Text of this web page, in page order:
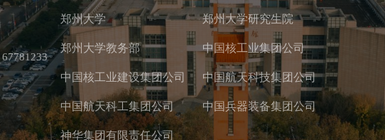
郑州大学 郑州大学研究生院
郑州大学教务部 中国核工业集团公司
中国核工业建设集团公司 中国航天科技集团公司
中国航天科工集团公司 中国兵器装备集团公司
神华集团有限责任公司